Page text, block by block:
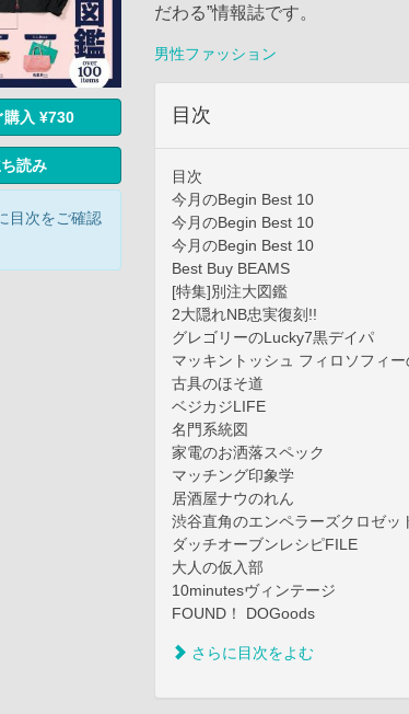
購入 ¥730
読み
目次をご確認
だわる”情報誌です。
男性ファッション
目次
目次
今月のBegin Best 10
今月のBegin Best 10
今月のBegin Best 10
Best Buy BEAMS
[特集]別注大図鑑
2大隠れNB忠実復刻!!
グレゴリーのLucky7黒デイパ
マッキントッシュ フィロソフィ
古具のほそ道
ベジカジLIFE
名門系統図
家電のお洒落スペック
マッチング印象学
居酒屋ナウのれん
渋谷直角のエンペラーズクロゼッ
ダッチオーブンレシピFILE
大人の仮入部
10minutesヴィンテージ
FOUND！ DOGoods
さらに目次をよむ